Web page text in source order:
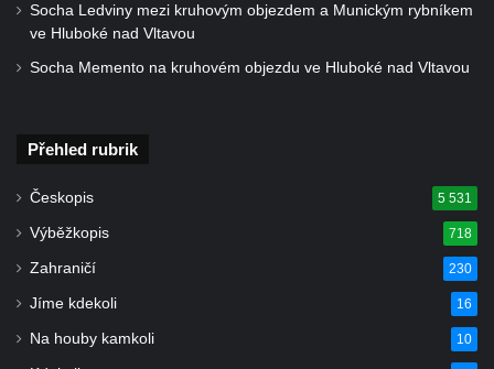
Pamětní kámen revitalizace Vltavy Vraňany
– Hořín u Lužce nad Vltavou
Strom svobody a památník 100 let republiky
Sochy „Klaun a dívenka“ v parku v centru
Hrobčic
Socha svatého Antonína poustevníka v
Socha Ledviny mezi kruhovým objezdem a Munickým rybníkem
ve Hluboké nad Vltavou
Socha Memento na kruhovém objezdu ve Hluboké nad Vltavou
Přehled rubrik
Českopis 5 531
Výběžkopis 718
Zahraničí 230
Jíme kdekoli 16
Na houby kamkoli 10